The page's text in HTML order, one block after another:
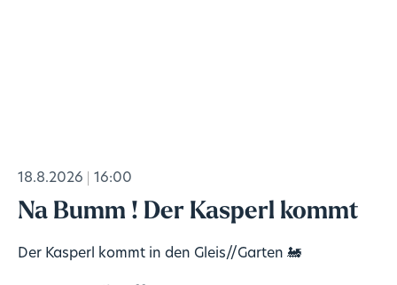
18.8.2026 16:00
Na Bumm ! Der Kasperl kommt
Der Kasperl kommt in den Gleis//Garten 🚂